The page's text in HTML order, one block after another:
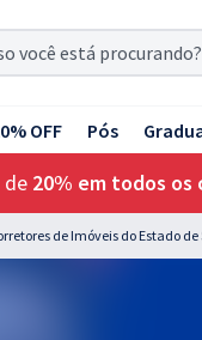
OFF Pós
de 20% em todos os
de Imóveis do Estado de